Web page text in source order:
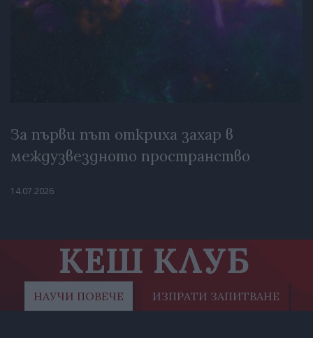
За първи път откриха захар в
междузвездното пространство
14.07.2026
КЕШ КЛУБ
НАУЧИ ПОВЕЧЕ ИЗПРАТИ ЗАПИТВАНЕ